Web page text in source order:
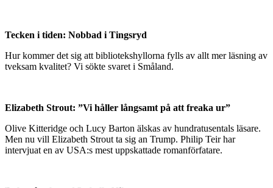
Tecken i tiden: Nobbad i Tingsryd
Hur kommer det sig att bibliotekshyllorna fylls av allt mer läsning av
tveksam kvalitet? Vi sökte svaret i Småland.
Elizabeth Strout: ”Vi håller långsamt på att freaka ur”
Olive Kitteridge och Lucy Barton älskas av hundratusentals läsare.
Men nu vill Elizabeth Strout ta sig an Trump. Philip Teir har
intervjuat en av USA:s mest uppskattade romanförfatare.